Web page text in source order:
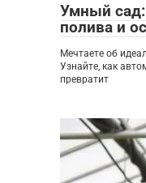
Умный
полива и
Мечтаете об
Узнайте, как
превратит